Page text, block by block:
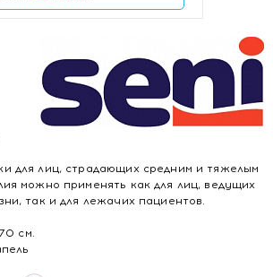
для лиц, страдающих средним и тяжелым
можно применять как для лиц, ведущих
так и для лежачих пациентов.
см.